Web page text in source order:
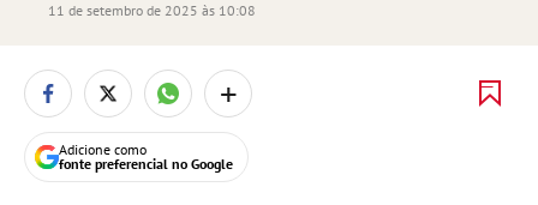
11 de setembro de 2025 às 10:08
+
Adicione como
fonte preferencial no Google